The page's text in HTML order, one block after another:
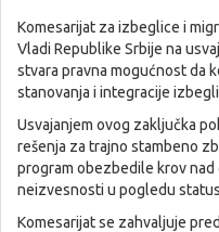
Komesarijat za izbeglice i
Vladi Republike Srbije na
stvara pravna mogućnost da
stanovanja i integracije
Usvajanjem ovog zaključka
rešenja za trajno stambeno
program obezbedile krov nad
neizvesnosti u pogledu
Komesarijat se zahvaljuje